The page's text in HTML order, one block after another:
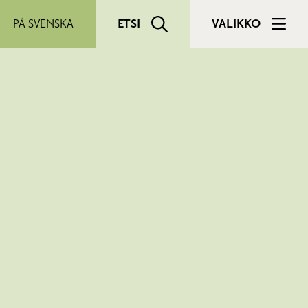
PÅ SVENSKA ETSI VALIKKO